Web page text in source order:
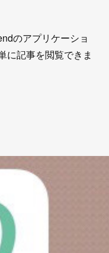
のアプリケーショ
に記事を閲覧できま